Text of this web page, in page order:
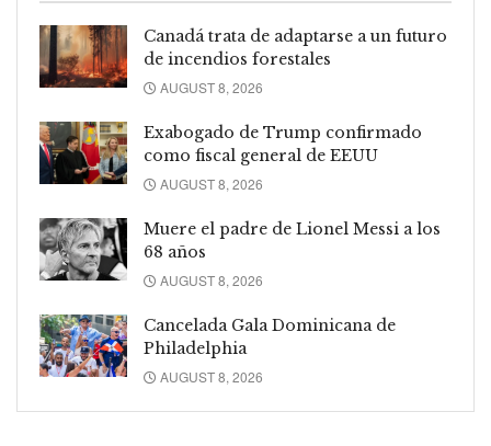
Canadá trata de adaptarse a un futuro
de incendios forestales
AUGUST 8, 2026
Exabogado de Trump confirmado
como fiscal general de EEUU
AUGUST 8, 2026
Muere el padre de Lionel Messi a los
68 años
AUGUST 8, 2026
Cancelada Gala Dominicana de
Philadelphia
AUGUST 8, 2026